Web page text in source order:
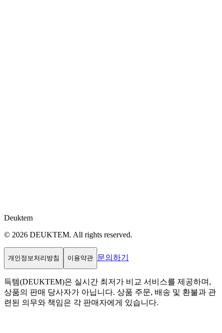
Deuktem
© 2026 DEUKTEM. All rights reserved.
개인정보처리방침 이용약관 문의하기
득템(DEUKTEM)은 실시간 최저가 비교 서비스를 제공하며,
상품의 판매 당사자가 아닙니다. 상품 주문, 배송 및 환불과 관
련된 의무와 책임은 각 판매자에게 있습니다.